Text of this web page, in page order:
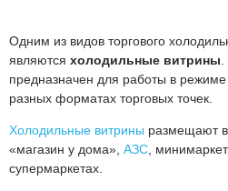
Одним из видов торгового
являются холодильные витрины
предназначен для работы в
разных форматах торговых точек.
Холодильные витрины размещают
«магазин у дома», АЗС ,
супермаркетах.